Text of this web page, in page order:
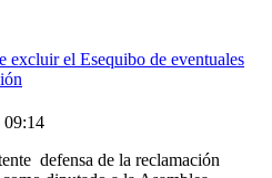
el Esequibo de eventuales
09:14
defensa de la reclamación